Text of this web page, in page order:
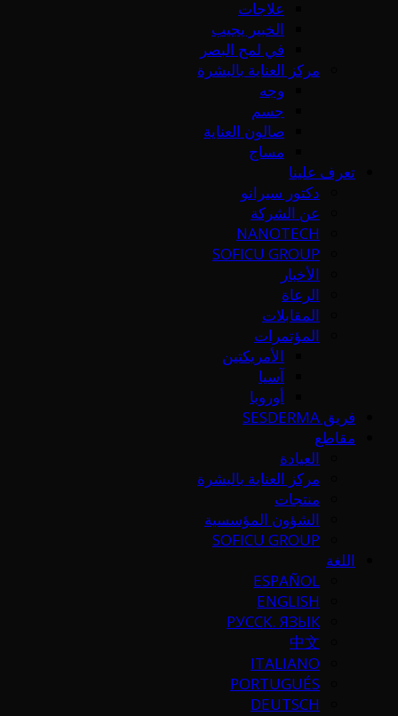
علاجات
الخبير يجيب
في لمح البصر
مركز العناية بالبشرة
وجه
جسم
صالون العناية
مساج
تعرف علينا
دكتور سيرانو
عن الشركة
NANOTECH
SOFICU GROUP
الأخبار
الرعاة
المقابلات
المؤتمرات
الأمريكتين
آسيا
أوروبا
فريق SESDERMA
مقاطع
العيادة
مركز العناية بالبشرة
منتجات
الشؤون المؤسسية
SOFICU GROUP
اللغة
ESPAÑOL
ENGLISH
РУССК. ЯЗЫК
中文
ITALIANO
PORTUGUÉS
DEUTSCH